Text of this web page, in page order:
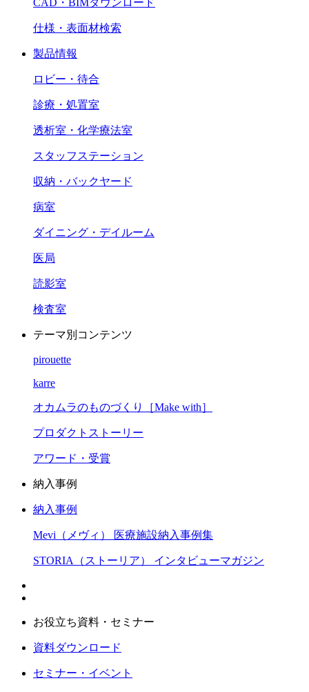
CAD・BIMダウンロード
仕様・表面材検索
製品情報
ロビー・待合
診療・処置室
透析室・化学療法室
スタッフステーション
収納・バックヤード
病室
ダイニング・デイルーム
医局
読影室
検査室
テーマ別コンテンツ
pirouette
karre
オカムラのものづくり［Make with］
プロダクトストーリー
アワード・受賞
納入事例
納入事例
Mevi（メヴィ） 医療施設納入事例集
STORIA（ストーリア） インタビューマガジン
お役立ち資料・セミナー
資料ダウンロード
セミナー・イベント